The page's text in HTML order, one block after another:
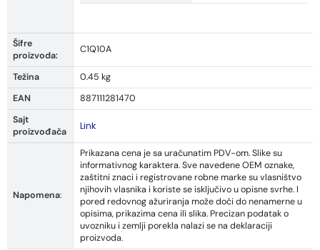
Šifre
proizvoda:
C1Q10A
Težina
0.45 kg
EAN
887111281470
Sajt
proizvođača
Link
Napomena:
Prikazana cena je sa uračunatim PDV-om. Slike su
informativnog karaktera. Sve navedene OEM oznake,
zaštitni znaci i registrovane robne marke su vlasništvo
njihovih vlasnika i koriste se isključivo u opisne svrhe. I
pored redovnog ažuriranja može doći do nenamerne u
opisima, prikazima cena ili slika. Precizan podatak o
uvozniku i zemlji porekla nalazi se na deklaraciji
proizvoda.